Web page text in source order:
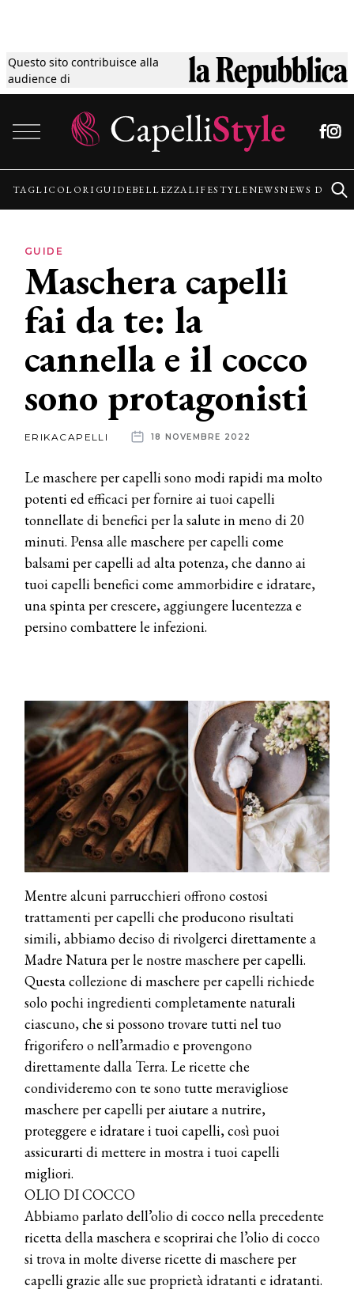
Questo sito contribuisce alla
audience di
Tagli
Colori
Guide
Lifestyle
News
News
TAGLICOLORI GUIDEBELLEZZALIFESTYLENEWSNEWS
GUIDE
Maschera capelli
fai da te: la
cannella e il cocco
sono protagonisti
ERIKACAPELLI 18 NOVEMBRE 2022
Le maschere per capelli sono modi rapidi ma molto
potenti ed efficaci per fornire ai tuoi capelli
tonnellate di benefici per la salute in meno di 20
minuti. Pensa alle maschere per capelli come
balsami per capelli ad alta potenza, che danno ai
tuoi capelli benefici come ammorbidire e idratare,
una spinta per crescere, aggiungere lucentezza e
persino combattere le infezioni.
Mentre alcuni parrucchieri offrono costosi
trattamenti per capelli che producono risultati
simili, abbiamo deciso di rivolgerci direttamente a
Madre Natura per le nostre maschere per capelli.
Questa collezione di maschere per capelli richiede
solo pochi ingredienti completamente naturali
ciascuno, che si possono trovare tutti nel tuo
frigorifero o nell’armadio e provengono
direttamente dalla Terra. Le ricette che
condivideremo con te sono tutte meravigliose
maschere per capelli per aiutare a nutrire,
proteggere e idratare i tuoi capelli, così puoi
assicurarti di mettere in mostra i tuoi capelli
migliori.
OLIO DI COCCO
Abbiamo parlato dell’olio di cocco nella precedente
ricetta della maschera e scoprirai che l’olio di cocco
si trova in molte diverse ricette di maschere per
capelli grazie alle sue proprietà idratanti e idratanti.